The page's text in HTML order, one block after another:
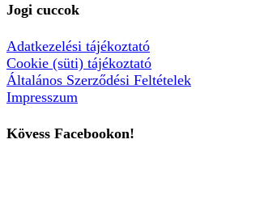
Jogi cuccok
Adatkezelési tájékoztató
Cookie (süti) tájékoztató
Általános Szerződési Feltételek
Impresszum
Kövess Facebookon!